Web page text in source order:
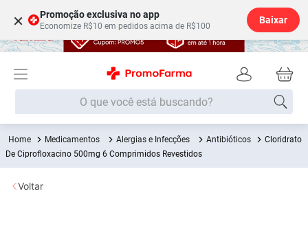
× Promoção exclusiva no app
Economize R$10 em pedidos acima de R$100
Baixar
O que você está buscando?
Medicamentos Alergias e Infecções Antibióticos
Cloridrato
De Ciprofloxacino 500mg 6 Comprimidos Revestidos
Voltar
Termos mais buscados
1º Fralda
2